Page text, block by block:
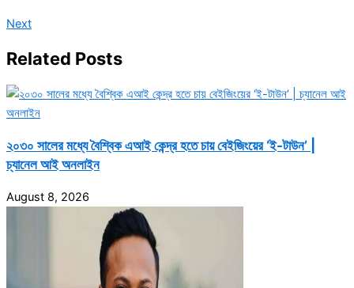
Next
Related Posts
২০৩০ সালের মধ্যে বৈশ্বিক এআই কেন্দ্র হতে চায় বেইজিংয়ের ‘ই-টাউন’ |
চ্যানেল আই অনলাইন
August 8, 2026